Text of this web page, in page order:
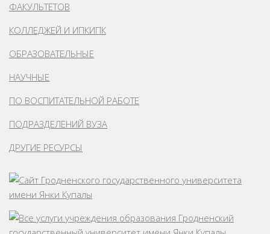
ФАКУЛЬТЕТОВ
КОЛЛЕДЖЕЙ И ИПКИПК
ОБРАЗОВАТЕЛЬНЫЕ
НАУЧНЫЕ
ПО ВОСПИТАТЕЛЬНОЙ РАБОТЕ
ПОДРАЗДЕЛЕНИЙ ВУЗА
ДРУГИЕ РЕСУРСЫ